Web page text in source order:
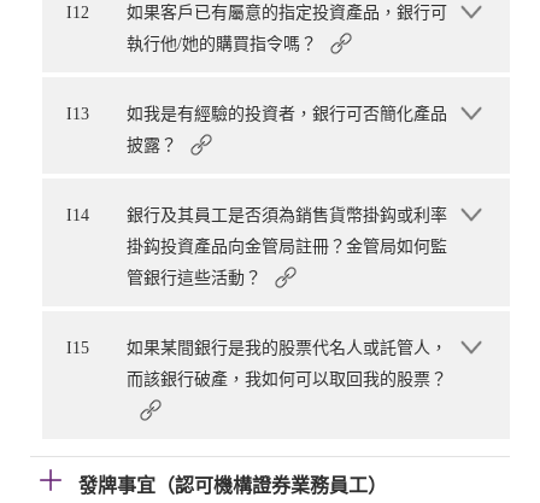
I12
如果客戶已有屬意的指定投資產品，銀行可
執行他/她的購買指令嗎？
I13
如我是有經驗的投資者，銀行可否簡化產品
披露？
I14
銀行及其員工是否須為銷售貨幣掛鈎或利率
掛鈎投資產品向金管局註冊？金管局如何監
管銀行這些活動？
I15
如果某間銀行是我的股票代名人或託管人，
而該銀行破產，我如何可以取回我的股票？
發牌事宜（認可機構證券業務員工）